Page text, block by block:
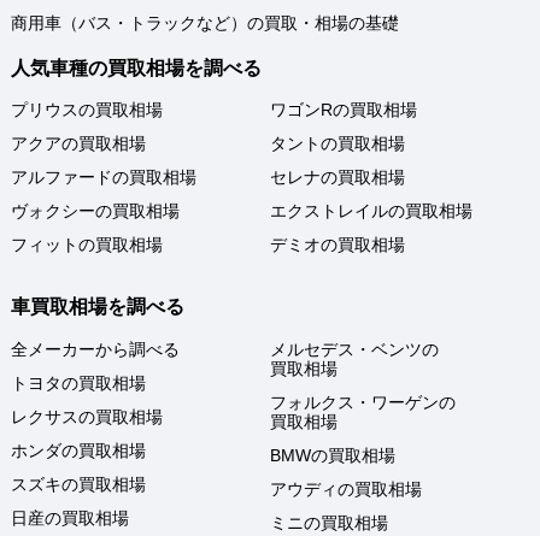
商用車（バス・トラックなど）の買取・相場の基礎
人気車種の買取相場を調べる
プリウスの買取相場
アクアの買取相場
アルファードの買取相場
ヴォクシーの買取相場
フィットの買取相場
ワゴンRの買取相場
タントの買取相場
セレナの買取相場
エクストレイルの買取相場
デミオの買取相場
車買取相場を調べる
全メーカーから調べる
トヨタの買取相場
レクサスの買取相場
ホンダの買取相場
スズキの買取相場
日産の買取相場
メルセデス・ベンツの
買取相場
フォルクス・ワーゲンの
買取相場
BMWの買取相場
アウディの買取相場
ミニの買取相場